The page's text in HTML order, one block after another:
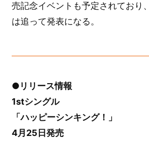
売記念イベントも予定されており
は追って発表になる。
●リリース情報
1stシングル
「ハッピーシンキング！」
4月25日発売